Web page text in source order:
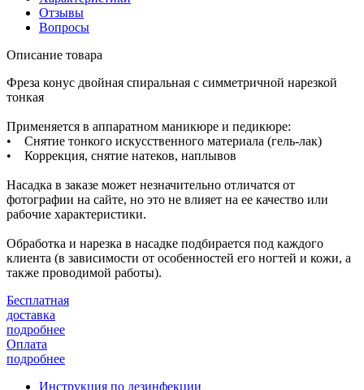
Отзывы
Вопросы
Описание товара
Фреза конус двойная спиральная с симметричной нарезкой
тонкая
Применяется в аппаратном маникюре и педикюре:
• Снятие тонкого искусственного материала (гель-лак)
• Коррекция, снятие натеков, наплывов
Насадка в заказе может незначительно отличатся от
фотографии на сайте, но это не влияет на ее качество или
рабочие характеристики.
Обработка и нарезка в насадке подбирается под каждого
клиента (в зависимости от особенностей его ногтей и кожи, а
также проводимой работы).
Бесплатная
доставка
подробнее
Оплата
подробнее
Инструкция по дезинфекции